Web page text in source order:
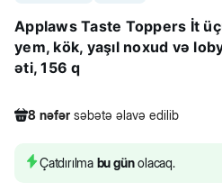
Applaws Taste Toppers İt
yem, kök, yaşıl noxud və
əti, 156 q
8 nəfər səbətə əlavə edilib
19 nəfər məhsulu alıb
Çatdırılma bu günolacaq.